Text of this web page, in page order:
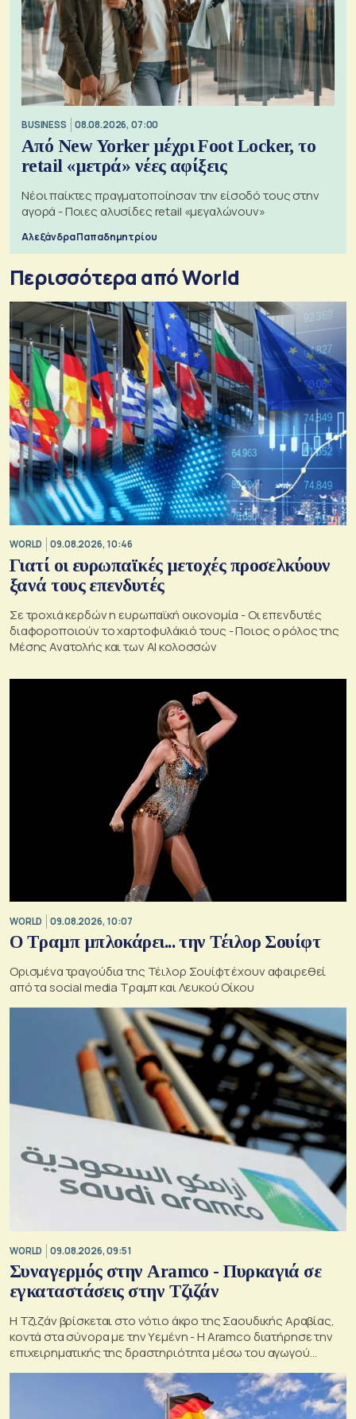
BUSINESS 08.08.2026, 07:00
Από New Yorker μέχρι Foot Locker, το
retail «μετρά» νέες αφίξεις
Νέοι παίκτες πραγματοποίησαν την είσοδό τους στην
αγορά - Ποιες αλυσίδες retail «μεγαλώνουν»
Αλεξάνδρα Παπαδημητρίου
Περισσότερα από World
WORLD 09.08.2026, 10:46
Γιατί οι ευρωπαϊκές μετοχές προσελκύουν
ξανά τους επενδυτές
Σε τροχιά κερδών η ευρωπαϊκή οικονομία - Οι επενδυτές
διαφοροποιούν το χαρτοφυλάκιό τους - Ποιος ο ρόλος της
Μέσης Ανατολής και των AI κολοσσών
WORLD 09.08.2026, 10:07
Ο Τραμπ μπλοκάρει... την Τέιλορ Σουίφτ
Ορισμένα τραγούδια της Τέιλορ Σουίφτ έχουν αφαιρεθεί
από τα social media Τραμπ και Λευκού Οίκου
WORLD 09.08.2026, 09:51
Συναγερμός στην Aramco - Πυρκαγιά σε
εγκαταστάσεις στην Τζιζάν
Η Τζιζάν βρίσκεται στο νότιο άκρο της Σαουδικής Αραβίας,
κοντά στα σύνορα με την Υεμένη - Η Aramco διατήρησε την
επιχειρηματικής της δραστηριότητα μέσω του αγωγού
Ανατολής-Δύσης